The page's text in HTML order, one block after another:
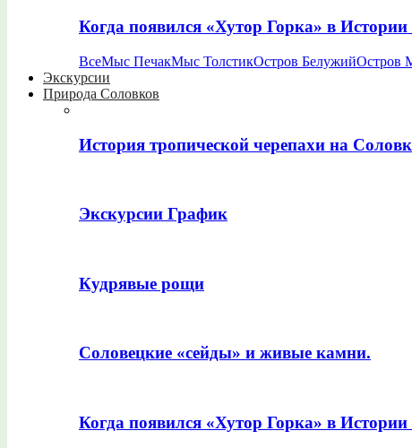
Когда появился «Хутор Горка» в
ВсеМыс ПечакМыс ТолстикОстров БелужийОстров
Экскурсии
Природа Соловков
История тропической черепахи на
Экскурсии График
Кудрявые рощи
Соловецкие «сейды» и живые камни.
Когда появился «Хутор Горка» в